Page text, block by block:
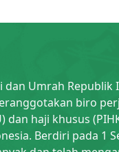
dan Umrah Republik
biro
dan haji khusus
Berdiri pada 1